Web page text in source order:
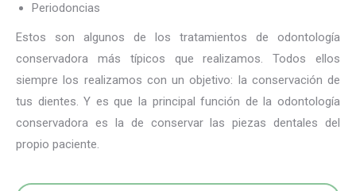
Periodoncias
Estos son algunos de los tratamientos de odontología
conservadora más típicos que realizamos. Todos ellos
siempre los realizamos con un objetivo: la conservación de
tus dientes. Y es que la principal función de la odontología
conservadora es la de conservar las piezas dentales del
propio paciente.